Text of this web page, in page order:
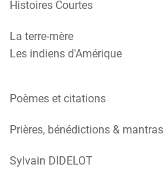
Histoires Courtes
La terre-mère
Les indiens d'Amérique
Poèmes et citations
Prières, bénédictions & mantras
Sylvain DIDELOT